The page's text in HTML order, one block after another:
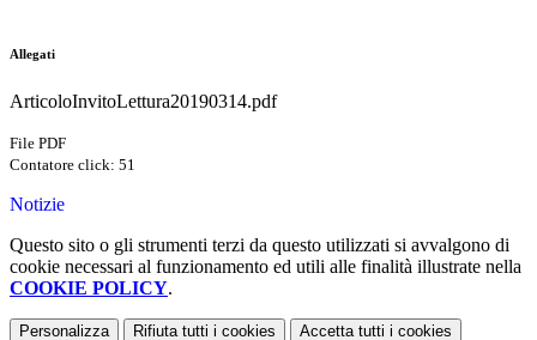
Allegati
ArticoloInvitoLettura20190314.pdf
File PDF
Contatore click: 51
Notizie
Questo sito o gli strumenti terzi da questo utilizzati si avvalgono di
cookie necessari al funzionamento ed utili alle finalità illustrate nella
COOKIE POLICY.
Personalizza Rifiuta tutti i cookies Accetta tutti i cookies